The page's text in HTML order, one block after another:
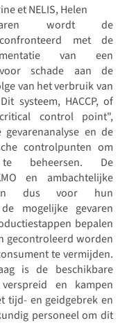
et NELIS, Helen
wordt de
met de
van een
voor schade aan de
van het verbruik van
systeem, HACCP, of
control point",
en de
controlpunten om
beheersen. De
en ambachtelijke
dus voor hun
mogelijke gevaren
bepalen
gecontroleerd worden
te vermijden.
is de beschikbare
en kampen
tijd- en geidgebrek en
personeel om dit